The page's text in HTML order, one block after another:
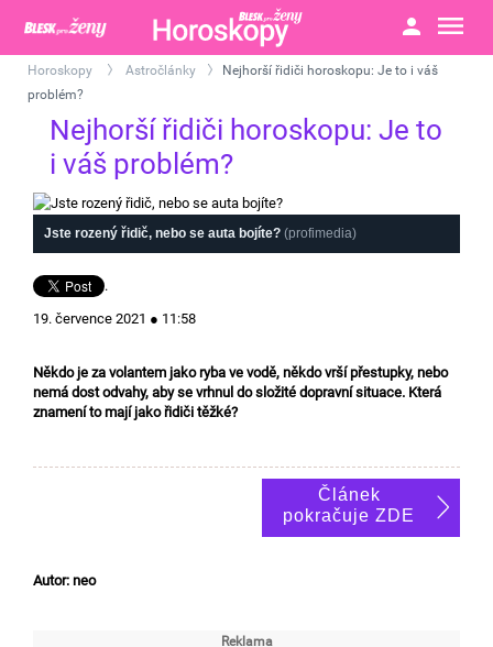
Horoskopy Astročlánky
Nejhorší řidiči horoskopu: Je to i váš
problém?
Nejhorší řidiči horoskopu: Je to
i váš problém?
Jste rozený řidič, nebo se auta bojíte? (profimedia)
.
19. července 2021 ● 11:58
Někdo je za volantem jako ryba ve vodě, někdo vrší přestupky, nebo
nemá dost odvahy, aby se vrhnul do složité dopravní situace. Která
znamení to mají jako řidiči těžké?
Článek
pokračuje ZDE
Autor: neo